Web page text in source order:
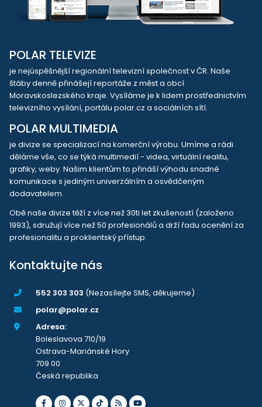
POLAR TELEVIZE
je nejúspěšnější regionální televizní společnost v ČR. Naše
štáby denně přinášejí reportáže z měst a obcí
Moravskoslezského kraje. Vysíláme je k lidem prostřednictvím
televizního vysílání, portálu polar.cz a sociálních sítí.
POLAR MULTIMEDIA
je divize se specializací na komerční výrobu. Umíme a rádi
děláme vše, co se týká multimedií - videa, virtuální realitu,
grafiky, weby. Našim klientům to přináší výhodu snadné
komunikace s jediným univerzálním a osvědčeným
dodavatelem.
Obě naše divize těží z více než 30ti let zkušeností (založeno
1993), sdružují více než 50 profesionálů a drží řadu ocenění za
profesionalitu a proklientský přístup.
Kontaktujte nás
552 303 303 (Nezasílejte SMS, děkujeme)
polar@polar.cz
Adresa:
Boleslavova 710/19
Ostrava-Mariánské Hory
709 00
Česká republika